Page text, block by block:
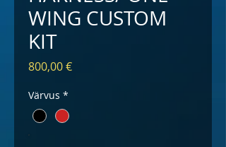
WING CUSTOM
KIT
800,00 €Price
Värvus *